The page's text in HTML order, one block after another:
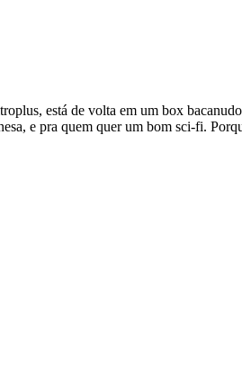
está de volta em um box
e pra quem quer um bom sci-fi.